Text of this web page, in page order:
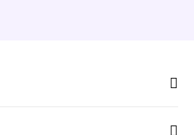
is voor een gezin,
Voor extra comfort